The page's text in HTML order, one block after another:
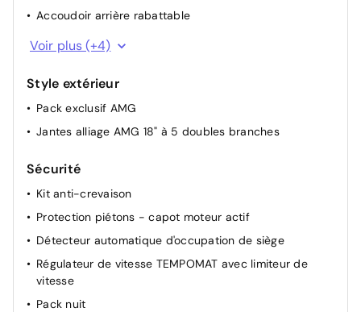
Accoudoir arrière rabattable
Ciel de pavillon en tissu Noir
Inserts décoratifs - aluminium poncé
longitudinalement
Réglage du soutien lombaire avant
Voir plus (+4)
Style extérieur
Pack exclusif AMG
Jantes alliage AMG 18" à 5 doubles branches
Sécurité
Kit anti-crevaison
Protection piétons - capot moteur actif
Détecteur automatique d'occupation de siège
Régulateur de vitesse TEMPOMAT avec limiteur de
vitesse
Pack nuit